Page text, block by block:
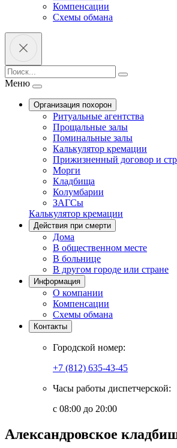
Компенсации
Схемы обмана
Меню
Организация похорон
Ритуальные агентства
Прощальные залы
Поминальные залы
Калькулятор кремации
Прижизненный договор и
Морги
Кладбища
Колумбарии
ЗАГСы
Калькулятор кремации
Действия при смерти
Дома
В общественном месте
В больнице
В другом городе или стране
Информация
О компании
Компенсации
Схемы обмана
Контакты
Городской номер:
+7 (812) 635-43-45
Часы работы диспетчерской:
с 08:00 до 20:00
Александровское